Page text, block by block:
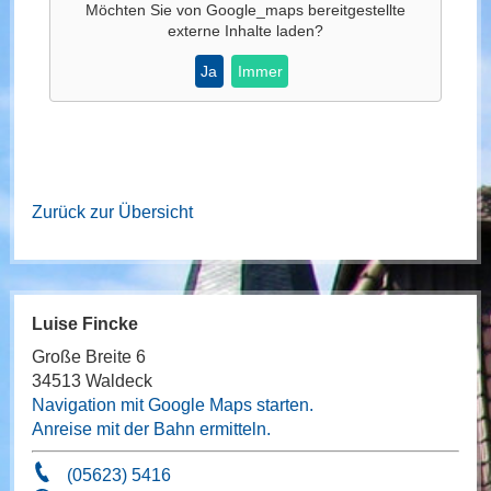
Möchten Sie von Google_mapsbereitgestellte
externe Inhalte laden?
Ja Immer
Zurück zur Übersicht
Luise Fincke
Große Breite 6
34513 Waldeck
Navigation mit Google Maps starten.
Anreise mit der Bahn ermitteln.
(05623) 5416